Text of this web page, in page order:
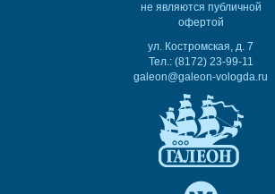
не являются публичной
офертой
ул. Костромская, д. 7
Тел.: (8172) 23-99-11
galeon@galeon-vologda.ru